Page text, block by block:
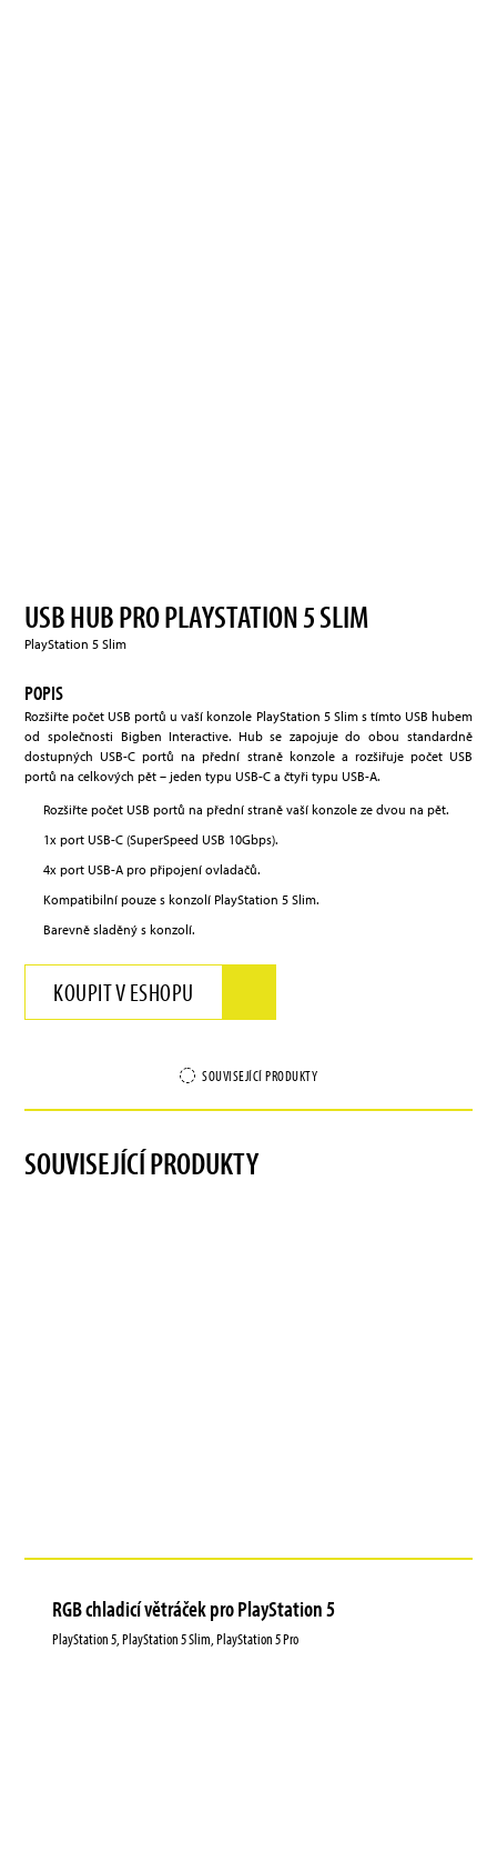
USB HUB PRO PLAYSTATION 5 SLIM
PlayStation 5 Slim
POPIS
Rozšiřte počet USB portů u vaší konzole PlayStation 5 Slim s tímto USB hubem
od společnosti Bigben Interactive. Hub se zapojuje do obou standardně
dostupných USB-C portů na přední straně konzole a rozšiřuje počet USB
portů na celkových pět – jeden typu USB-C a čtyři typu USB-A.
Rozšiřte počet USB portů na přední straně vaší konzole ze dvou na pět.
1x port USB-C (SuperSpeed USB 10Gbps).
4x port USB-A pro připojení ovladačů.
Kompatibilní pouze s konzolí PlayStation 5 Slim.
Barevně sladěný s konzolí.
KOUPIT V ESHOPU
SOUVISEJÍCÍ PRODUKTY
SOUVISEJÍCÍ PRODUKTY
RGB chladicí větráček pro PlayStation 5
PlayStation 5, PlayStation 5 Slim, PlayStation 5 Pro